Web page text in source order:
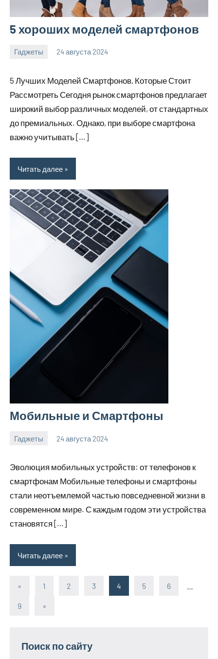
5 хороших моделей смартфонов
Гаджеты 24 августа 2024
motorhog_ru
Нет
5 Лучших Моделей Смартфонов, Которые Стоит
Рассмотреть Сегодня рынок смартфонов предлагает
широкий выбор различных моделей, от стандартных
до премиальных. Однако, при выборе смартфона
важно учитывать […]
Читать далее
Мобильные и Смартфоны
Гаджеты 24 августа 2024
motorhog_ru
Нет
Эволюция мобильных устройств: от телефонов к
смартфонам Мобильные телефоны и смартфоны
стали неотъемлемой частью повседневной жизни в
современном мире. С каждым годом эти устройства
становятся […]
Читать далее
«
Предыдущие
1 2 3 4 5 6
9
Следующие
»
Поиск по сайту